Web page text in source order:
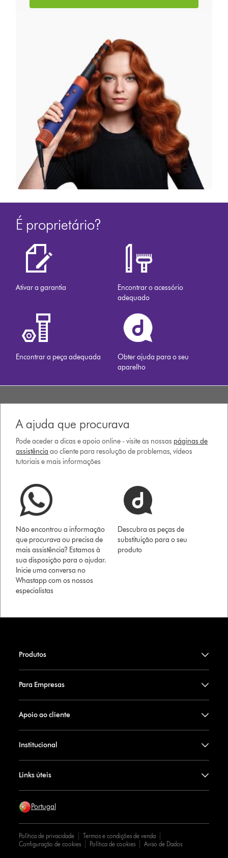
É proprietário?
Ativar a garantia
Encontrar o acessório
adequado
Encontrar a peça adequada
Obter ajuda para o seu
aparelho
A ajuda que procurava
Pode aceder a dicas e apoio online - visite as nossas páginas de
assistência ao cliente para resolução de problemas, vídeos
tutoriais e mais informações
Não encontrou a informação
que procurava ou precisa de
mais assistência? Estamos à
sua disposição para o ajudar.
Inicie uma conversa no
Whastapp com os nossos
especialistas
Descubra as peças de
substituição para o seu
produto
Produtos
Para Empresas
Apoio ao cliente
Institucional
Links úteis
Portugal
Política de privacidade
Termos e condições de venda
Configuração de cookies
Política de cookies Aviso de Dados